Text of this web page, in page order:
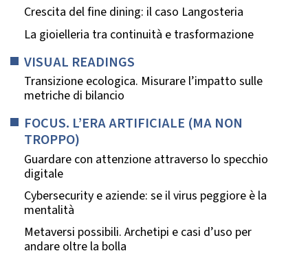
Crescita del fine dining: il caso Langosteria
La gioielleria tra continuità e trasformazione
VISUAL READINGS
Transizione ecologica. Misurare l’impatto sulle
metriche di bilancio
FOCUS. L’ERA ARTIFICIALE (MA NON
TROPPO)
Guardare con attenzione attraverso lo specchio
digitale
Cybersecurity e aziende: se il virus peggiore è la
mentalità
Metaversi possibili. Archetipi e casi d’uso per
andare oltre la bolla